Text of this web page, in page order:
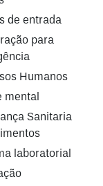
de entrada
para
Humanos
mental
Sanitaria
laboratorial